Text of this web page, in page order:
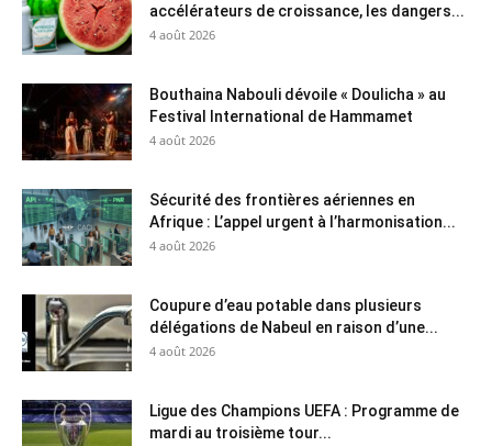
accélérateurs de croissance, les dangers...
4 août 2026
Bouthaina Nabouli dévoile « Doulicha » au
Festival International de Hammamet
4 août 2026
Sécurité des frontières aériennes en
Afrique : L’appel urgent à l’harmonisation...
4 août 2026
Coupure d’eau potable dans plusieurs
délégations de Nabeul en raison d’une...
4 août 2026
Ligue des Champions UEFA : Programme de
mardi au troisième tour...